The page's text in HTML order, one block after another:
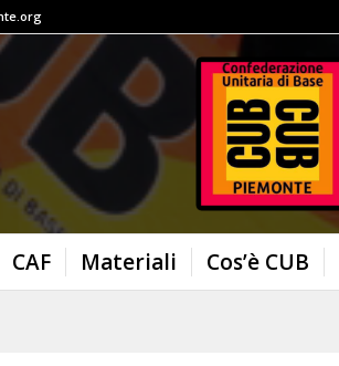
CAF Materiali Cos’è CUB